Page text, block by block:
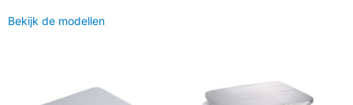
Bekijk de modellen